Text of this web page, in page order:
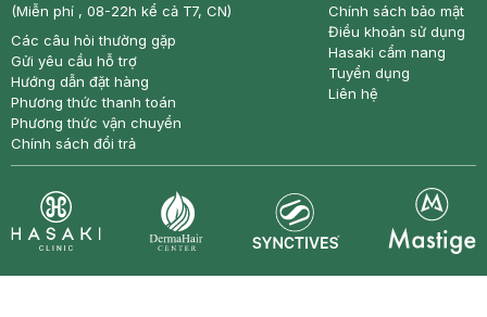
(Miễn phí , 08-22h kể cả T7, CN)
Các câu hỏi thường gặp
Gửi yêu cầu hỗ trợ
Hướng dẫn đặt hàng
Phương thức thanh toán
Phương thức vận chuyển
Chính sách đổi trả
Chính sách bảo mật
Điều khoản sử dụng
Hasaki cẩm nang
Tuyển dụng
Liên hệ